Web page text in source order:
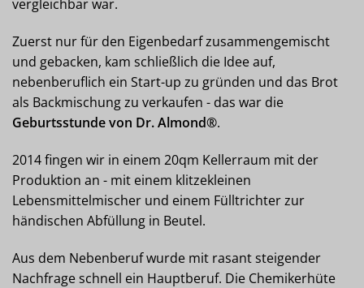
vergleichbar war.
Zuerst nur für den Eigenbedarf zusammengemischt
und gebacken, kam schließlich die Idee auf,
nebenberuflich ein Start-up zu gründen und das Brot
als Backmischung zu verkaufen - das war die
Geburtsstunde von Dr. Almond®.
2014 fingen wir in einem 20qm Kellerraum mit der
Produktion an - mit einem klitzekleinen
Lebensmittelmischer und einem Fülltrichter zur
händischen Abfüllung in Beutel.
Aus dem Nebenberuf wurde mit rasant steigender
Nachfrage schnell ein Hauptberuf. Die Chemikerhüte